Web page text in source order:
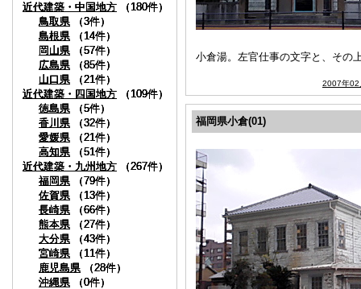
近代建築・中国地方 （180件）
鳥取県 （3件）
島根県 （14件）
岡山県 （57件）
広島県 （85件）
山口県 （21件）
近代建築・四国地方 （109件）
徳島県 （5件）
香川県 （32件）
愛媛県 （21件）
高知県 （51件）
近代建築・九州地方 （267件）
福岡県 （79件）
佐賀県 （13件）
長崎県 （66件）
熊本県 （27件）
大分県 （43件）
宮崎県 （11件）
鹿児島県 （28件）
沖縄県 （0件）
近代建築・中国地方 （180件）
鳥取県 （3件）
島根県 （14件）
岡山県 （57件）
広島県 （85件）
山口県 （21件）
近代建築・四国地方 （109件）
徳島県 （5件）
香川県 （32件）
愛媛県 （21件）
高知県 （51件）
近代建築・九州地方 （267件）
福岡県 （79件）
佐賀県 （13件）
長崎県 （66件）
熊本県 （27件）
大分県 （43件）
宮崎県 （11件）
鹿児島県 （28件）
沖縄県 （0件）
近代建築・中国地方 （180件）
鳥取県 （3件）
島根県 （14件）
岡山県 （57件）
広島県 （85件）
山口県 （21件）
近代建築・四国地方 （109件）
徳島県 （5件）
香川県 （32件）
愛媛県 （21件）
高知県 （51件）
近代建築・九州地方 （267件）
福岡県 （79件）
佐賀県 （13件）
長崎県 （66件）
熊本県 （27件）
大分県 （43件）
宮崎県 （11件）
鹿児島県 （28件）
沖縄県 （0件）
小倉湯。左官仕事の文字と、その
2007年02
近代建築・中国地方 （180件）
鳥取県 （3件）
島根県 （14件）
岡山県 （57件）
広島県 （85件）
山口県 （21件）
近代建築・四国地方 （109件）
徳島県 （5件）
香川県 （32件）
愛媛県 （21件）
高知県 （51件）
近代建築・九州地方 （267件）
福岡県 （79件）
佐賀県 （13件）
長崎県 （66件）
熊本県 （27件）
大分県 （43件）
宮崎県 （11件）
鹿児島県 （28件）
沖縄県 （0件）
福岡県小倉(01)